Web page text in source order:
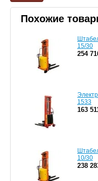
Похожие
15/30
254
1533
163
10/30
238